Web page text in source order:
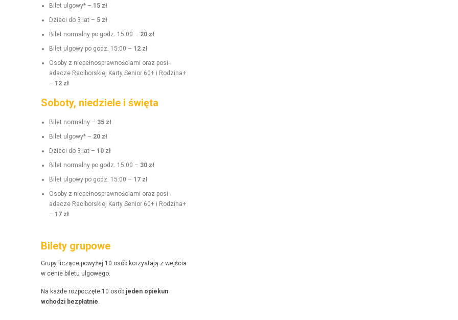
Bilet ulgo­wy* – 15 zł
Dzieci do 3 lat – 5 zł
Bilet nor­mal­ny po godz. 15:00 – 20 zł
Bilet ulgo­wy po godz. 15:00 – 12 zł
Oso­by z niepełnosprawnoś­ci­a­mi oraz posi­
adacze Raci­borskiej Kar­ty Senior 60+ i Rodz­i­na+
– 12 zł
Soboty, niedziele i święta
Bilet nor­mal­ny – 35 zł
Bilet ulgo­wy* – 20 zł
Dzieci do 3 lat – 10 zł
Bilet nor­mal­ny po godz. 15:00 – 30 zł
Bilet ulgo­wy po godz. 15:00 – 17 zł
Oso­by z niepełnosprawnoś­ci­a­mi oraz posi­
adacze Raci­borskiej Kar­ty Senior 60+ i Rodz­i­na+
– 17 zł
Bilety grupowe
Grupy liczące powyżej 10 osób korzys­ta­ją z wejś­cia
w cenie bile­tu ulgowego.
Na każde rozpoczęte 10 osób jeden opiekun
wchodzi bezpłat­nie.